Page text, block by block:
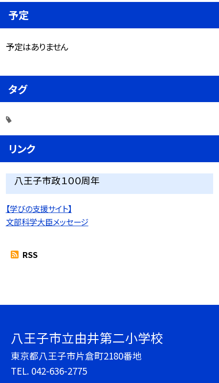
予定
予定はありません
タグ
リンク
八王子市政１００周年
【学びの支援サイト】
文部科学大臣メッセージ
RSS
八王子市立由井第二小学校
東京都八王子市片倉町2180番地
TEL. 042-636-2775